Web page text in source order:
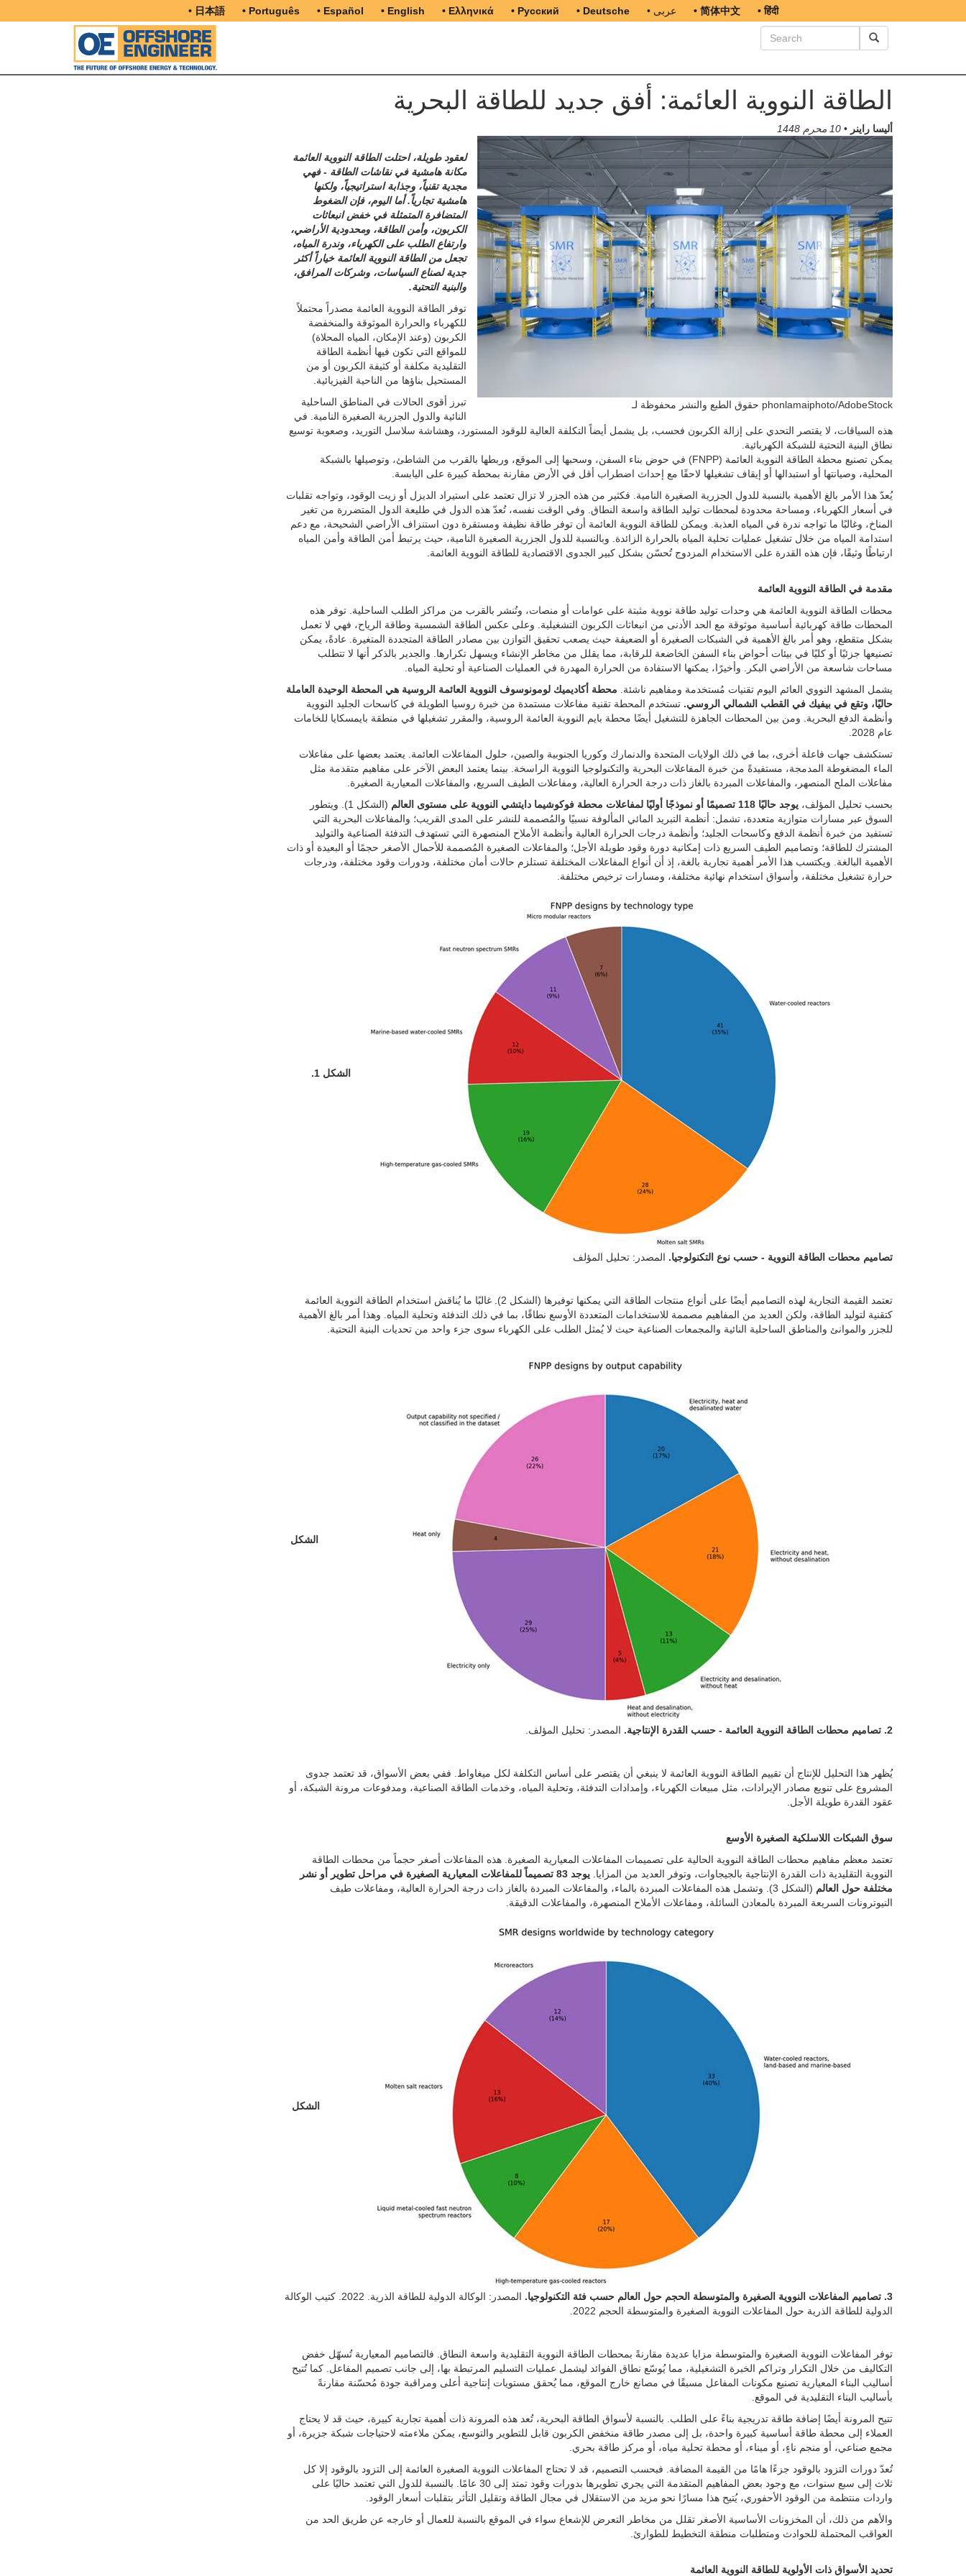
• 日本語 • Português • Español • English • Ελληνικά • Русский • Deutsche • عربى • 简体中文 • हिंदी
الطاقة النووية العائمة: أفق جديد للطاقة البحرية
أليسا راينر • 10 محرم 1448
حقوق الطبع والنشر محفوظة لـ phonlamaiphoto/AdobeStock
لعقود طويلة، احتلت الطاقة النووية العائمة
مكانة هامشية في نقاشات الطاقة - فهي
مجدية تقنياً، وجذابة استراتيجياً، ولكنها
هامشية تجارياً. أما اليوم، فإن الضغوط
المتضافرة المتمثلة في خفض انبعاثات
الكربون، وأمن الطاقة، ومحدودية الأراضي،
وارتفاع الطلب على الكهرباء، وندرة المياه،
تجعل من الطاقة النووية العائمة خياراً أكثر
جدية لصناع السياسات، وشركات المرافق،
والبنية التحتية.
توفر الطاقة النووية العائمة مصدراً محتملاً
للكهرباء والحرارة الموثوقة والمنخفضة
الكربون (وعند الإمكان، المياه المحلاة)
للمواقع التي تكون فيها أنظمة الطاقة
التقليدية مكلفة أو كثيفة الكربون أو من
المستحيل بناؤها من الناحية الفيزيائية.
تبرز أقوى الحالات في المناطق الساحلية
النائية والدول الجزرية الصغيرة النامية. في
هذه السياقات، لا يقتصر التحدي على إزالة الكربون فحسب، بل يشمل أيضاً التكلفة العالية للوقود المستورد، وهشاشة سلاسل التوريد، وصعوبة توسيع
نطاق البنية التحتية للشبكة الكهربائية.
يمكن تصنيع محطة الطاقة النووية العائمة (FNPP) في حوض بناء السفن، وسحبها إلى الموقع، وربطها بالقرب من الشاطئ، وتوصيلها بالشبكة
المحلية، وصيانتها أو استبدالها أو إيقاف تشغيلها لاحقًا مع إحداث اضطراب أقل في الأرض مقارنة بمحطة كبيرة على اليابسة.
يُعدّ هذا الأمر بالغ الأهمية بالنسبة للدول الجزرية الصغيرة النامية. فكثير من هذه الجزر لا تزال تعتمد على استيراد الديزل أو زيت الوقود، وتواجه تقلبات
في أسعار الكهرباء، ومساحة محدودة لمحطات توليد الطاقة واسعة النطاق. وفي الوقت نفسه، تُعدّ هذه الدول في طليعة الدول المتضررة من تغير
المناخ، وغالبًا ما تواجه ندرة في المياه العذبة. ويمكن للطاقة النووية العائمة أن توفر طاقة نظيفة ومستقرة دون استنزاف الأراضي الشحيحة، مع دعم
استدامة المياه من خلال تشغيل عمليات تحلية المياه بالحرارة الزائدة. وبالنسبة للدول الجزرية الصغيرة النامية، حيث يرتبط أمن الطاقة وأمن المياه
ارتباطًا وثيقًا، فإن هذه القدرة على الاستخدام المزدوج تُحسّن بشكل كبير الجدوى الاقتصادية للطاقة النووية العائمة.
مقدمة في الطاقة النووية العائمة
محطات الطاقة النووية العائمة هي وحدات توليد طاقة نووية مثبتة على عوامات أو منصات، وتُنشر بالقرب من مراكز الطلب الساحلية. توفر هذه
المحطات طاقة كهربائية أساسية موثوقة مع الحد الأدنى من انبعاثات الكربون التشغيلية. وعلى عكس الطاقة الشمسية وطاقة الرياح، فهي لا تعمل
بشكل متقطع، وهو أمر بالغ الأهمية في الشبكات الصغيرة أو الضعيفة حيث يصعب تحقيق التوازن بين مصادر الطاقة المتجددة المتغيرة. عادةً، يمكن
تصنيعها جزئيًا أو كليًا في بيئات أحواض بناء السفن الخاضعة للرقابة، مما يقلل من مخاطر الإنشاء ويسهل تكرارها. والجدير بالذكر أنها لا تتطلب
مساحات شاسعة من الأراضي البكر. وأخيرًا، يمكنها الاستفادة من الحرارة المهدرة في العمليات الصناعية أو تحلية المياه.
يشمل المشهد النووي العائم اليوم تقنيات مُستخدمة ومفاهيم ناشئة. محطة أكاديميك لومونوسوف النووية العائمة الروسية هي المحطة الوحيدة العاملة
حاليًا، وتقع في بيفيك في القطب الشمالي الروسي. تستخدم المحطة تقنية مفاعلات مستمدة من خبرة روسيا الطويلة في كاسحات الجليد النووية
وأنظمة الدفع البحرية. ومن بين المحطات الجاهزة للتشغيل أيضًا محطة بايم النووية العائمة الروسية، والمقرر تشغيلها في منطقة بايمسكايا للخامات
عام 2028.
تستكشف جهات فاعلة أخرى، بما في ذلك الولايات المتحدة والدنمارك وكوريا الجنوبية والصين، حلول المفاعلات العائمة. يعتمد بعضها على مفاعلات
الماء المضغوطة المدمجة، مستفيدةً من خبرة المفاعلات البحرية والتكنولوجيا النووية الراسخة. بينما يعتمد البعض الآخر على مفاهيم متقدمة مثل
مفاعلات الملح المنصهر، والمفاعلات المبردة بالغاز ذات درجة الحرارة العالية، ومفاعلات الطيف السريع، والمفاعلات المعيارية الصغيرة.
بحسب تحليل المؤلف، يوجد حاليًا 118 تصميمًا أو نموذجًا أوليًا لمفاعلات محطة فوكوشيما دايتشي النووية على مستوى العالم
(الشكل 1). ويتطور
السوق عبر مسارات متوازية متعددة، تشمل: أنظمة التبريد المائي المألوفة نسبيًا والمُصممة للنشر على المدى القريب؛ والمفاعلات البحرية التي
تستفيد من خبرة أنظمة الدفع وكاسحات الجليد؛ وأنظمة درجات الحرارة العالية وأنظمة الأملاح المنصهرة التي تستهدف التدفئة الصناعية والتوليد
المشترك للطاقة؛ وتصاميم الطيف السريع ذات إمكانية دورة وقود طويلة الأجل؛ والمفاعلات الصغيرة المُصممة للأحمال الأصغر حجمًا أو البعيدة أو ذات
الأهمية البالغة. ويكتسب هذا الأمر أهمية تجارية بالغة، إذ أن أنواع المفاعلات المختلفة تستلزم حالات أمان مختلفة، ودورات وقود مختلفة، ودرجات
حرارة تشغيل مختلفة، وأسواق استخدام نهائية مختلفة، ومسارات ترخيص مختلفة.
الشكل 1.
تصاميم محطات الطاقة النووية - حسب نوع التكنولوجيا. المصدر: تحليل المؤلف
تعتمد القيمة التجارية لهذه التصاميم أيضًا على أنواع منتجات الطاقة التي يمكنها توفيرها (الشكل 2). غالبًا ما يُناقش استخدام الطاقة النووية العائمة
كتقنية لتوليد الطاقة، ولكن العديد من المفاهيم مصممة للاستخدامات المتعددة الأوسع نطاقًا، بما في ذلك التدفئة وتحلية المياه. وهذا أمر بالغ الأهمية
للجزر والموانئ والمناطق الساحلية النائية والمجمعات الصناعية حيث لا يُمثل الطلب على الكهرباء سوى جزء واحد من تحديات البنية التحتية.
الشكل
2. تصاميم محطات الطاقة النووية العائمة - حسب القدرة الإنتاجية. المصدر: تحليل المؤلف.
يُظهر هذا التحليل للإنتاج أن تقييم الطاقة النووية العائمة لا ينبغي أن يقتصر على أساس التكلفة لكل ميغاواط. ففي بعض الأسواق، قد تعتمد جدوى
المشروع على تنويع مصادر الإيرادات، مثل مبيعات الكهرباء، وإمدادات التدفئة، وتحلية المياه، وخدمات الطاقة الصناعية، ومدفوعات مرونة الشبكة، أو
عقود القدرة طويلة الأجل.
سوق الشبكات اللاسلكية الصغيرة الأوسع
تعتمد معظم مفاهيم محطات الطاقة النووية الحالية على تصميمات المفاعلات المعيارية الصغيرة. هذه المفاعلات أصغر حجماً من محطات الطاقة
النووية التقليدية ذات القدرة الإنتاجية بالجيجاوات، وتوفر العديد من المزايا.
يوجد 83 تصميماً للمفاعلات المعيارية الصغيرة في مراحل تطوير أو نشر
مختلفة حول العالم
(الشكل 3). وتشمل هذه المفاعلات المبردة بالماء، والمفاعلات المبردة بالغاز ذات درجة الحرارة العالية، ومفاعلات طيف
النيوترونات السريعة المبردة بالمعادن السائلة، ومفاعلات الأملاح المنصهرة، والمفاعلات الدقيقة.
الشكل
3. تصاميم المفاعلات النووية الصغيرة والمتوسطة الحجم حول العالم حسب فئة التكنولوجيا.
المصدر: الوكالة الدولية للطاقة الذرية. 2022. كتيب الوكالة
الدولية للطاقة الذرية حول المفاعلات النووية الصغيرة والمتوسطة الحجم 2022.
توفر المفاعلات النووية الصغيرة والمتوسطة مزايا عديدة مقارنةً بمحطات الطاقة النووية التقليدية واسعة النطاق. فالتصاميم المعيارية تُسهّل خفض
التكاليف من خلال التكرار وتراكم الخبرة التشغيلية، مما يُوسّع نطاق الفوائد ليشمل عمليات التسليم المرتبطة بها، إلى جانب تصميم المفاعل. كما تُتيح
أساليب البناء المعيارية تصنيع مكونات المفاعل مسبقًا في مصانع خارج الموقع، مما يُحقق مستويات إنتاجية أعلى ومراقبة جودة مُحسّنة مقارنةً
بأساليب البناء التقليدية في الموقع.
تتيح المرونة أيضًا إضافة طاقة تدريجية بناءً على الطلب. بالنسبة لأسواق الطاقة البحرية، تُعد هذه المرونة ذات أهمية تجارية كبيرة، حيث قد لا يحتاج
العملاء إلى محطة طاقة أساسية كبيرة واحدة، بل إلى مصدر طاقة منخفض الكربون قابل للتطوير والتوسع، يمكن ملاءمته لاحتياجات شبكة جزيرة، أو
مجمع صناعي، أو منجم ناءٍ، أو ميناء، أو محطة تحلية مياه، أو مركز طاقة بحري.
تُعدّ دورات التزود بالوقود جزءًا هامًا من القيمة المضافة. فبحسب التصميم، قد لا تحتاج المفاعلات النووية الصغيرة العائمة إلى التزود بالوقود إلا كل
ثلاث إلى سبع سنوات، مع وجود بعض المفاهيم المتقدمة التي يجري تطويرها بدورات وقود تمتد إلى 30 عامًا. بالنسبة للدول التي تعتمد حاليًا على
واردات منتظمة من الوقود الأحفوري، يُتيح هذا مسارًا نحو مزيد من الاستقلال في مجال الطاقة وتقليل التأثر بتقلبات أسعار الوقود.
والأهم من ذلك، أن المخزونات الأساسية الأصغر تقلل من مخاطر التعرض للإشعاع سواء في الموقع بالنسبة للعمال أو خارجه عن طريق الحد من
العواقب المحتملة للحوادث ومتطلبات منطقة التخطيط للطوارئ.
تحديد الأسواق ذات الأولوية للطاقة النووية العائمة